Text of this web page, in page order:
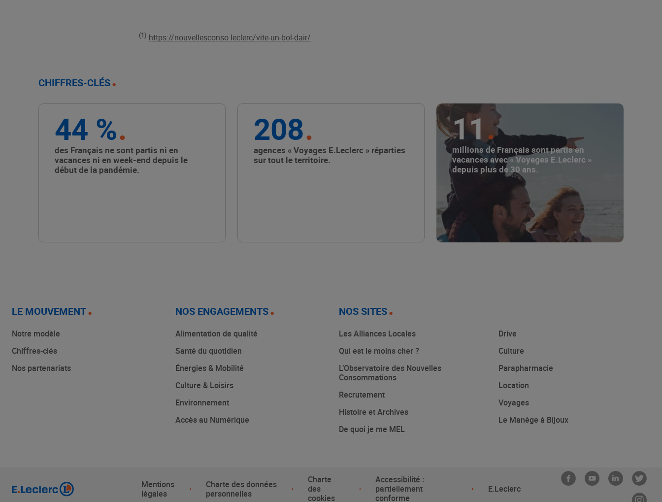
(1) https://nouvellesconso.leclerc/vite-un-bol-dair/
CHIFFRES-CLÉS
44 %
des Français ne sont partis ni en
vacances ni en week-end depuis le
début de la pandémie.
208
agences « Voyages E.Leclerc » réparties
sur tout le territoire.
11
millions de Français sont partis en
vacances avec « Voyages E.Leclerc »
depuis plus de 30 ans.
LE MOUVEMENT
Notre modèle
Chiffres-clés
Nos partenariats
NOS ENGAGEMENTS
Alimentation de qualité
Santé du quotidien
Énergies & Mobilité
Culture & Loisirs
Environnement
Accès au Numérique
NOS SITES
Les Alliances Locales
Qui est le moins cher ?
L’Observatoire des Nouvelles
Consommations
Recrutement
Histoire et Archives
De quoi je me MEL
Drive
Culture
Parapharmacie
Location
Voyages
Le Manège à Bijoux
Mentions
légales
Charte des données
personnelles
Charte
des
cookies
Accessibilité :
partiellement
conforme
E.Leclerc